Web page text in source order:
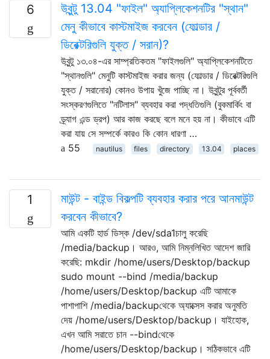
6
উবুন্টু 13.04 "ফাইল" অ্যাপ্লিকেশনটির "স্থান"
মেনু কীভাবে কাস্টমাইজ করবেন (ফোল্ডার /
ডিরেক্টরিগুলি যুক্ত / সরান)?
উবুন্টু ১৩.০৪-এর সাম্প্রতিকতম "ফাইলগুলি" অ্যাপ্লিকেশনটিতে
"স্থানগুলি" মেনুটি কাস্টমাইজ করার জন্য (ফোল্ডার / ডিরেক্টরিগুলি
যুক্ত / সরানোর) কোনও উপায় খুঁজে পাচ্ছি না। উবুন্টুর পূর্ববর্তী
সংস্করণগুলিতে "নটিলাস" ব্যবহার করা পদ্ধতিগুলি (বুকমার্কিং বা
ড্র্যাগ এন্ড ড্রপ) আর কাজ করছে বলে মনে হয় না। কীভাবে এটি
করা যায় সে সম্পর্কে কারও কি কোন ধারণা …
55
nautilus files directory 13.04 places
1
মাউন্ট - বাইন্ড বিকল্পটি ব্যবহার করার পরে আনমাউন্ট
করবেন কীভাবে?
আমি একটি হার্ড ডিস্ক /dev/sda1চালু করেছি
/media/backup। আরও, আমি নিম্নলিখিত আদেশ জারি
করেছি: mkdir /home/users/Desktop/backup
sudo mount --bind /media/backup
/home/users/Desktop/backup এটি আমাকে
পাশাপাশি /media/backupথেকে অ্যাক্সেস করার অনুমতি
দেয় /home/users/Desktop/backup। যাইহোক,
এখন আমি সরাতে চান --bindথেকে
/home/users/Desktop/backup। সঠিকভাবে এটি